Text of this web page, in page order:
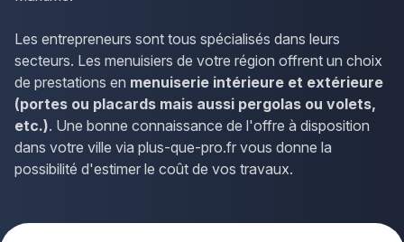
Les entrepreneurs sont tous spécialisés dans leurs
secteurs. Les menuisiers de votre région offrent un choix
de prestations en menuiserie intérieure et extérieure
(portes ou placards mais aussi pergolas ou volets,
etc.). Une bonne connaissance de l'offre à disposition
dans votre ville via plus-que-pro.fr vous donne la
possibilité d'estimer le coût de vos travaux.